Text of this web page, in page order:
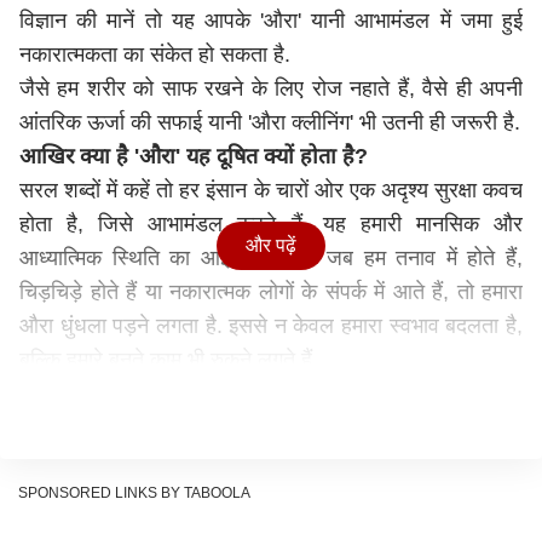
विज्ञान की मानें तो यह आपके 'औरा' यानी आभामंडल में जमा हुई
नकारात्मकता का संकेत हो सकता है.
जैसे हम शरीर को साफ रखने के लिए रोज नहाते हैं, वैसे ही अपनी
आंतरिक ऊर्जा की सफाई यानी 'औरा क्लीनिंग' भी उतनी ही जरूरी है.
आखिर क्या है 'औरा' यह दूषित क्यों होता है?
सरल शब्दों में कहें तो हर इंसान के चारों ओर एक अदृश्य सुरक्षा कवच
होता है, जिसे आभामंडल कहते हैं. यह हमारी मानसिक और
आध्यात्मिक स्थिति का आईना होता है. जब हम तनाव में होते हैं,
चिड़चिड़े होते हैं या नकारात्मक लोगों के संपर्क में आते हैं, तो हमारा
औरा धुंधला पड़ने लगता है. इससे न केवल हमारा स्वभाव बदलता है,
और पढ़ें
SPONSORED LINKS BY TABOOLA